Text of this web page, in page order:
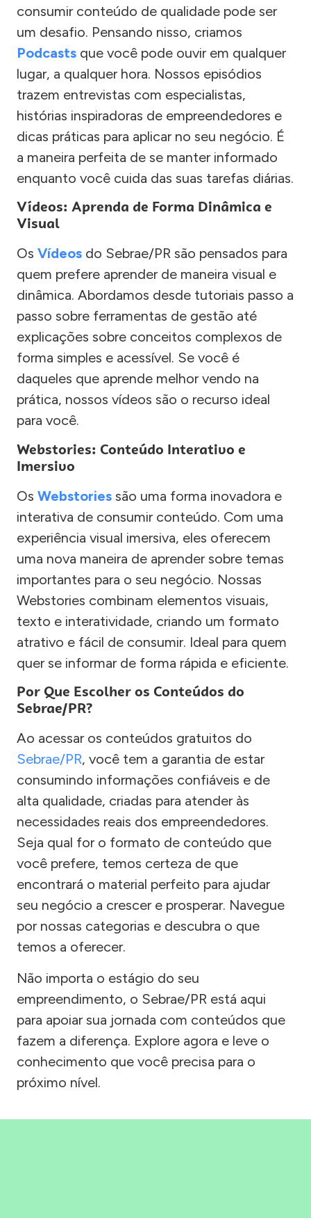
consumir conteúdo de qualidade pode ser
um desafio. Pensando nisso, criamos
Podcasts que você pode ouvir em qualquer
lugar, a qualquer hora. Nossos episódios
trazem entrevistas com especialistas,
histórias inspiradoras de empreendedores e
dicas práticas para aplicar no seu negócio. É
a maneira perfeita de se manter informado
enquanto você cuida das suas tarefas diárias.
Vídeos: Aprenda de Forma Dinâmica e
Visual
Os Vídeos do Sebrae/PR são pensados para
quem prefere aprender de maneira visual e
dinâmica. Abordamos desde tutoriais passo a
passo sobre ferramentas de gestão até
explicações sobre conceitos complexos de
forma simples e acessível. Se você é
daqueles que aprende melhor vendo na
prática, nossos vídeos são o recurso ideal
para você.
Webstories: Conteúdo Interativo e
Imersivo
Os Webstories são uma forma inovadora e
interativa de consumir conteúdo. Com uma
experiência visual imersiva, eles oferecem
uma nova maneira de aprender sobre temas
importantes para o seu negócio. Nossas
Webstories combinam elementos visuais,
texto e interatividade, criando um formato
atrativo e fácil de consumir. Ideal para quem
quer se informar de forma rápida e eficiente.
Por Que Escolher os Conteúdos do
Sebrae/PR?
Ao acessar os conteúdos gratuitos do
Sebrae/PR, você tem a garantia de estar
consumindo informações confiáveis e de
alta qualidade, criadas para atender às
necessidades reais dos empreendedores.
Seja qual for o formato de conteúdo que
você prefere, temos certeza de que
encontrará o material perfeito para ajudar
seu negócio a crescer e prosperar. Navegue
por nossas categorias e descubra o que
temos a oferecer.
Não importa o estágio do seu
empreendimento, o Sebrae/PR está aqui
para apoiar sua jornada com conteúdos que
fazem a diferença. Explore agora e leve o
conhecimento que você precisa para o
próximo nível.